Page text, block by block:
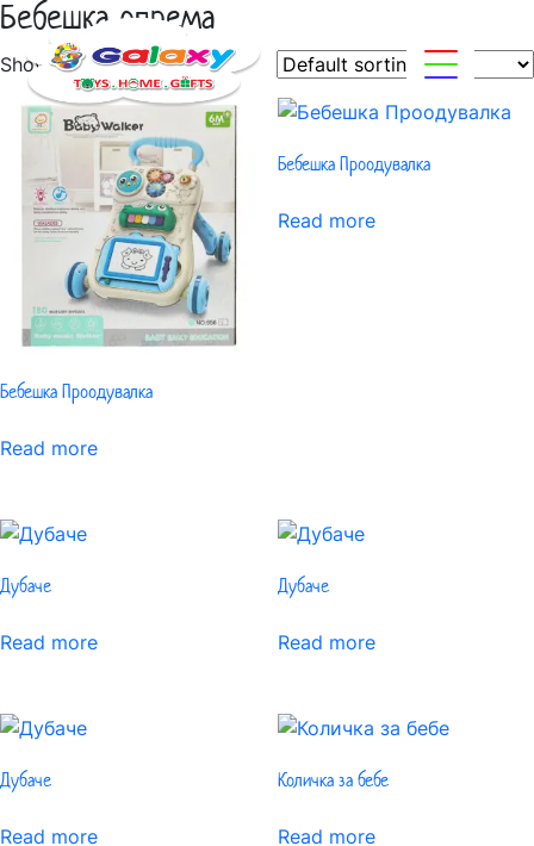
Бебешка опрема
Showing all 16 results
Бебешка Проодувалка
Read more
Бебешка Проодувалка
Read more
Дубаче
Read more
Дубаче
Read more
Дубаче
Read more
Количка за бебе
Read more